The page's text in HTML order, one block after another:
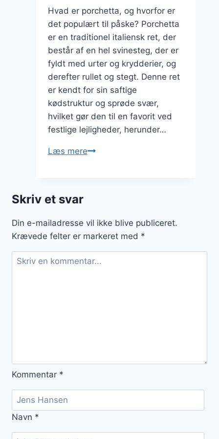
Hvad er porchetta, og hvorfor er
det populært til påske? Porchetta
er en traditionel italiensk ret, der
består af en hel svinesteg, der er
fyldt med urter og krydderier, og
derefter rullet og stegt. Denne ret
er kendt for sin saftige
kødstruktur og sprøde svær,
hvilket gør den til en favorit ved
festlige lejligheder, herunder…
Læs merePorchetta
Skriv et svar
Din e-mailadresse vil ikke blive publiceret.
Krævede felter er markeret med *
Kommentar *
Navn *